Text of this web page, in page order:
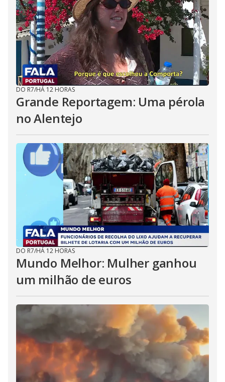
DO R7/HÁ 12 HORAS
Grande Reportagem: Uma pérola
no Alentejo
DO R7/HÁ 12 HORAS
Mundo Melhor: Mulher ganhou
um milhão de euros